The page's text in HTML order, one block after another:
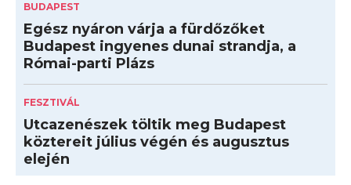
BUDAPEST
Egész nyáron várja a fürdőzőket
Budapest ingyenes dunai strandja, a
Római-parti Plázs
FESZTIVÁL
Utcazenészek töltik meg Budapest
köztereit július végén és augusztus
elején